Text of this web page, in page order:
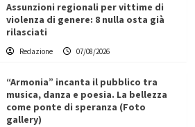
Assunzioni regionali per vittime di
violenza di genere: 8 nulla osta già
rilasciati
Redazione 07/08/2026
“Armonia” incanta il pubblico tra
musica, danza e poesia. La bellezza
come ponte di speranza (Foto
gallery)